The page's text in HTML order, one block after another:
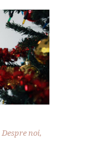
Despre noi,